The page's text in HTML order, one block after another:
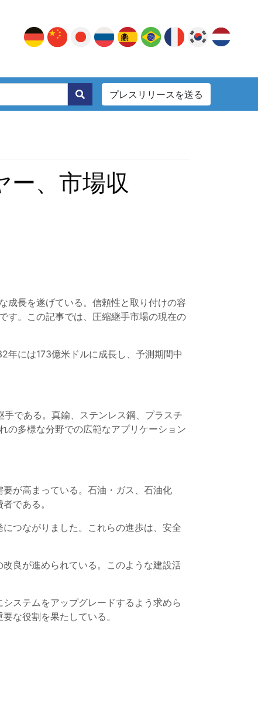
プレスリリースを送る
ー、市場収
成長を遂げている。信頼性と取り付けの容
す。この記事では、圧縮継手市場の現在の
には173億米ドルに成長し、予測期間中
である。真鍮、ステンレス鋼、プラスチ
の多様な分野での広範なアプリケーション
が高まっている。石油・ガス、石油化
である。
つながりました。これらの進歩は、安全
良が進められている。このような建設活
ステムをアップグレードするよう求めら
な役割を果たしている。